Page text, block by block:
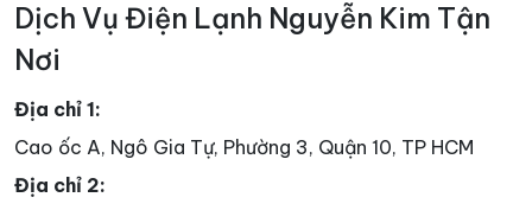
Dịch Vụ Điện Lạnh Nguyễn Kim Tận
Nơi
Địa chỉ 1:
Cao ốc A, Ngô Gia Tự, Phường 3, Quận 10, TP HCM
Địa chỉ 2: